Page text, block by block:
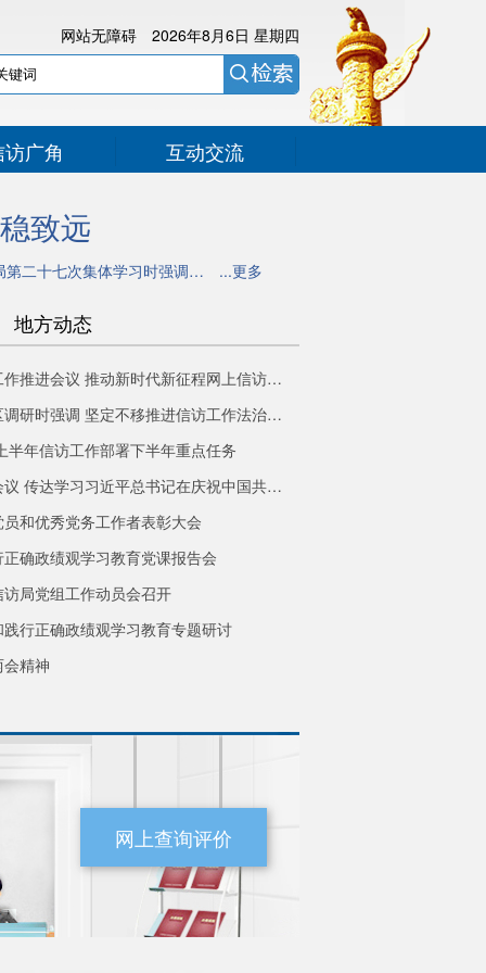
网站无障碍 2026年8月6日 星期四
广角 互动交流
致远
第二十七次集体学习时强调… ...更多
智能全球治理高级别会议开幕式
地方动态
国家信访局召开网上信访工作推进会议 推动新时代新征程网上信访工作高质量发展
李文章在新疆维吾尔自治区调研时强调 坚定不移推进信访工作法治化 不断开创信访工作高质量发展新局面
半年信访工作部署下半年重点任务
国家信访局党组召开专题会议 传达学习习近平总书记在庆祝中国共产党成立105周年大会上的重要讲话精神
和优秀党务工作者表彰大会
确政绩观学习教育党课报告会
局党组工作动员会召开
行正确政绩观学习教育专题研讨
精神
网上查询评价